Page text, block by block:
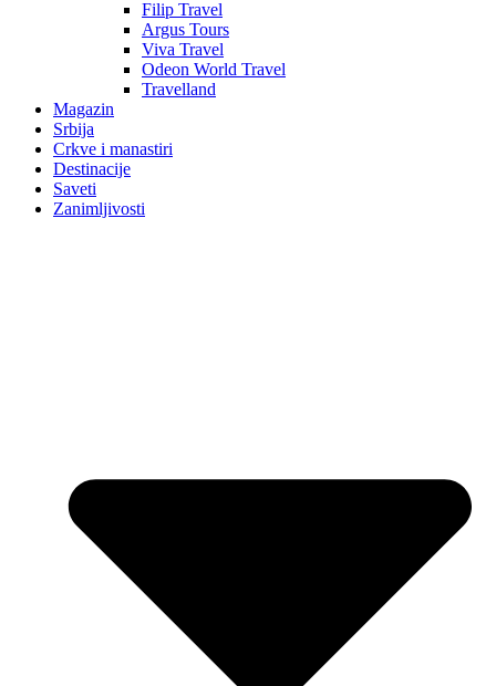
Filip Travel
Argus Tours
Viva Travel
Odeon World Travel
Travelland
Magazin
Srbija
Crkve i manastiri
Destinacije
Saveti
Zanimljivosti